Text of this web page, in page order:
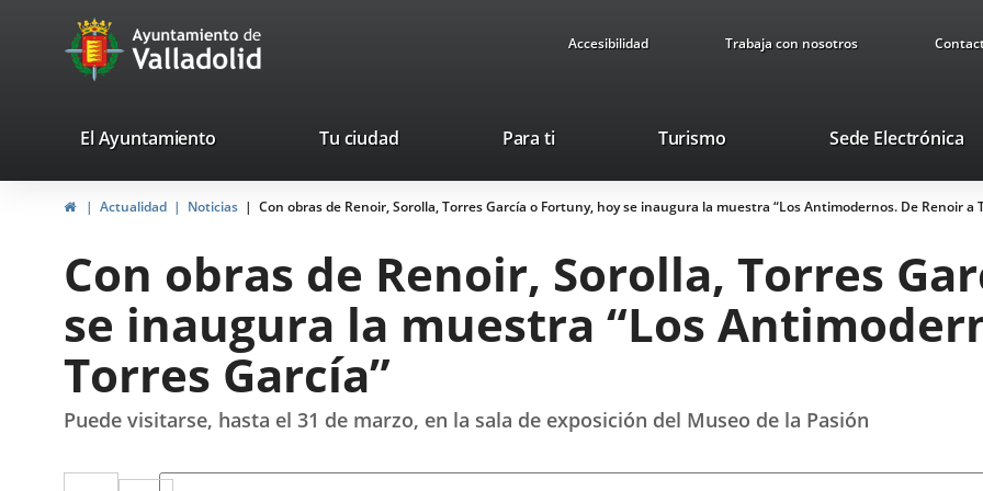
Portal
Web
Ayuntamiento
de
Accesibilidad Trabaja con nosotros
valladolid.es
El Ayuntamiento Tu ciudad Para ti TurismoThis
will
open
up
window.
Sede Electrónica
HomeActualidad Noticias Con obras de Renoir, Sorolla, Torres García o Fortuny, hoy se inaugura la muestra “Los Antimodernos. De Renoir a
Con obras de Renoir, Sorolla, Torres
se inaugura la muestra “Los
Torres García”
Puede visitarse, hasta el 31 de marzo, en la sala de exposición del Museo de la Pasión